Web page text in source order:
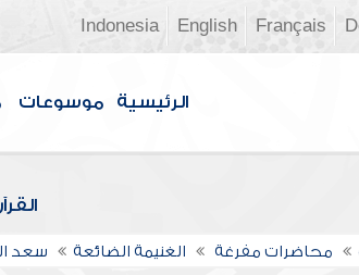
Français
English
Indonesia
الرئيسية موسوعات
محاضرات مفرغة الغنيمة الضائعة سعد